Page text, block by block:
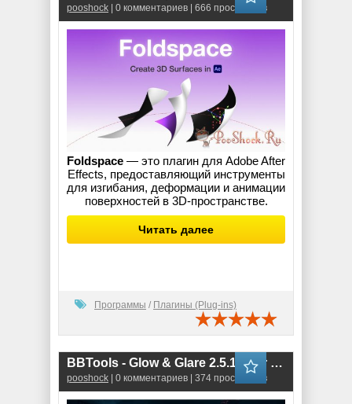
pooshock | 0 комментариев | 666 просмотров
Foldspace — это плагин для Adobe After
Effects, предоставляющий инструменты
для изгибания, деформации и анимации
поверхностей в 3D-пространстве.
Читать далее
Программы / Плагины (Plug-ins)
BBTools - Glow & Glare 2.5.13 (for Photoshop)
pooshock | 0 комментариев | 374 просмотров